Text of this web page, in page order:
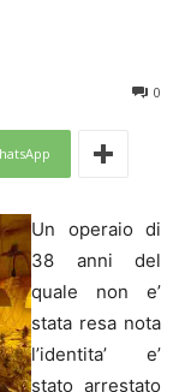
0
Un operaio di
38 anni del
quale non e’
stata resa nota
l’identita’ e’
stato arrestato